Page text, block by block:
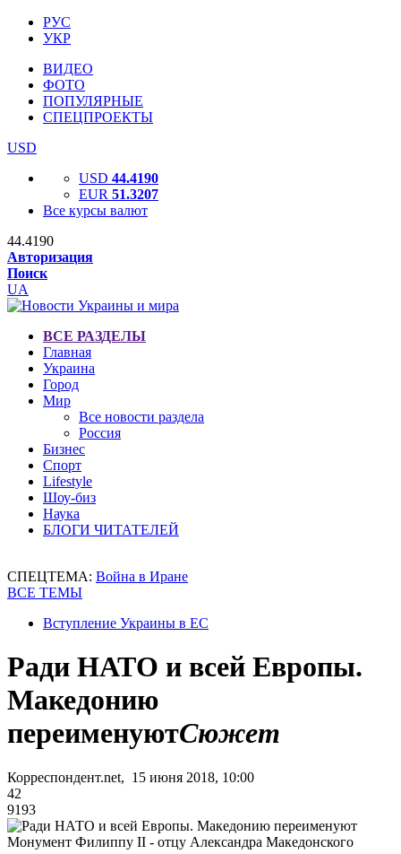
РУС
УКР
ВИДЕО
ФОТО
ПОПУЛЯРНЫЕ
СПЕЦПРОЕКТЫ
USD
USD 44.4190
EUR 51.3207
Все курсы валют
44.4190
Авторизация
Поиск
UA
ВСЕ РАЗДЕЛЫ
Главная
Украина
Город
Мир
Все новости раздела
Россия
Бизнес
Спорт
Lifestyle
Шоу-биз
Наука
БЛОГИ ЧИТАТЕЛЕЙ
СПЕЦТЕМА: Война в Иране
ВСЕ ТЕМЫ
Вступление Украины в ЕС
Ради НАТО и всей Европы.
Македонию
переименуютСюжет
Корреспондент.net, 15 июня 2018, 10:00
42
9193
Монумент Филиппу II - отцу Александра Македонского